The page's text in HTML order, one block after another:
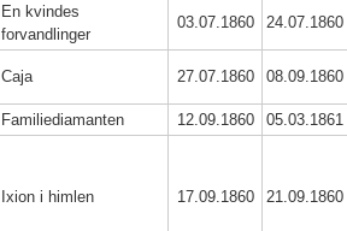
En kvindes
forvandlinger
03.07.1860 24.07.1860
Caja 27.07.1860 08.09.1860
Familiediamanten 12.09.1860 05.03.1861
Ixion i himlen 17.09.1860 21.09.1860